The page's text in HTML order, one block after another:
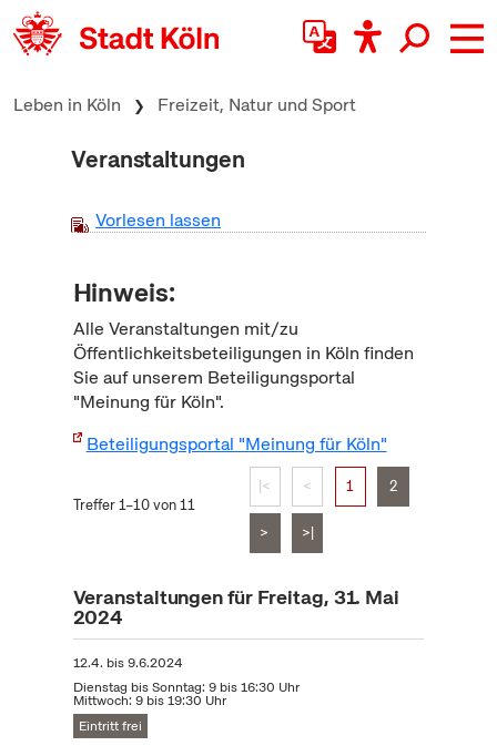
zum Inhalt springen
Leben in Köln Freizeit, Natur und Sport
Veranstaltungen
Vorlesen lassen
Hinweis:
Alle Veranstaltungen mit/zu
Öffentlichkeitsbeteiligungen in Köln finden
Sie auf unserem Beteiligungsportal
"Meinung für Köln".
Beteiligungsportal "Meinung für Köln"
Treffer 1–10 von 11
|< < 1 2
> >|
Veranstaltungen für Freitag, 31. Mai
2024
12.4. bis9.6.2024
Dienstag bis Sonntag: 9 bis 16:30 Uhr
Mittwoch: 9 bis 19:30 Uhr
Eintritt frei